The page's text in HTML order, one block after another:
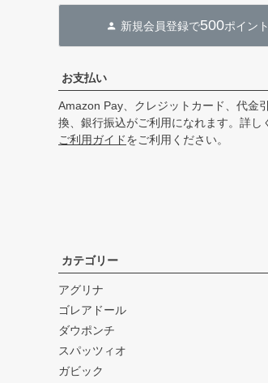
新規会員登録で500ポイン
お支払い
Amazon Pay、クレジットカード、代金引
換、銀行振込がご利用になれます。詳し
ご利用ガイドをご利用ください。
カテゴリー
アグリナ
ゴレアドール
ダウポンチ
スパッツィオ
ガビック